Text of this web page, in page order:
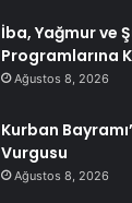
İba, Yağmur ve
Programlarına
Ağustos 8, 2026
Kurban
Vurgusu
Ağustos 8, 2026